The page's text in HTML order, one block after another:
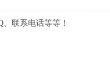
联系电话等等！